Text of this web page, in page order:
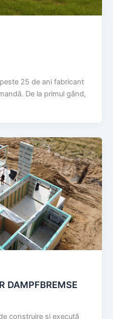
25 de ani fabricant
De la primul gând,
DAMPFBREMSE
construire și execută